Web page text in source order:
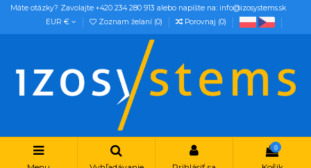
Máte otázky? Zavolajte +420 234 280 913 alebo napíšte na: info@izosystems.sk
EUR €
Zoznam želaní (0) Porovnaj (0)
0